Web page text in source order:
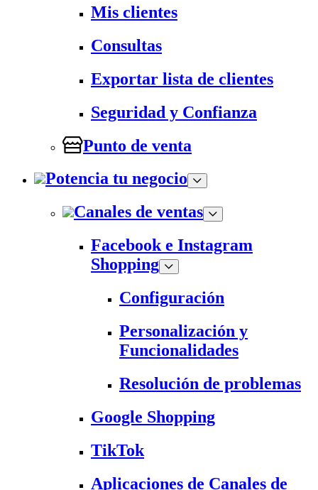
Mis clientes
Consultas
Exportar lista de clientes
Seguridad y Confianza
Punto de venta
Potencia tu negocio
Canales de ventas
Facebook e Instagram
Shopping
Configuración
Personalización y
Funcionalidades
Resolución de problemas
Google Shopping
TikTok
Aplicaciones de Canales de